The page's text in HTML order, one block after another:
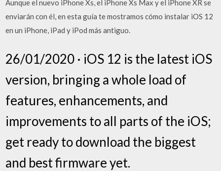
Aunque el nuevo iPhone Xs, el iPhone Xs Max y el iPhone XR se
enviarán con él, en esta guía te mostramos cómo instalar iOS 12
en un iPhone, iPad y iPod más antiguo.
26/01/2020 · iOS 12 is the latest iOS
version, bringing a whole load of
features, enhancements, and
improvements to all parts of the iOS;
get ready to download the biggest
and best firmware yet.